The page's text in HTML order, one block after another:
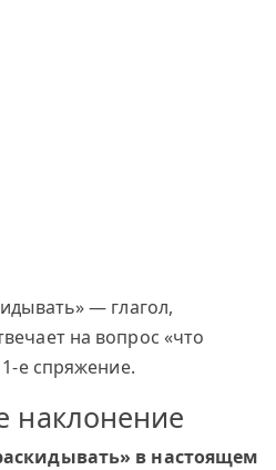
— глагол,
на вопрос «что
е спряжение.
наклонение
в настоящем